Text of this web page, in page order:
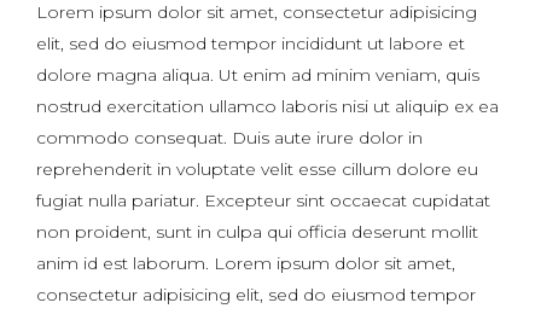
Lorem ipsum dolor sit amet, consectetur adipisicing
elit, sed do eiusmod tempor incididunt ut labore et
dolore magna aliqua. Ut enim ad minim veniam, quis
nostrud exercitation ullamco laboris nisi ut aliquip ex ea
commodo consequat. Duis aute irure dolor in
reprehenderit in voluptate velit esse cillum dolore eu
fugiat nulla pariatur. Excepteur sint occaecat cupidatat
non proident, sunt in culpa qui officia deserunt mollit
anim id est laborum. Lorem ipsum dolor sit amet,
consectetur adipisicing elit, sed do eiusmod tempor